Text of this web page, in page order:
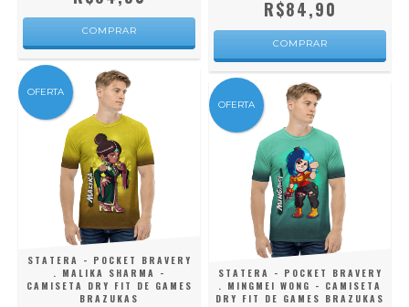
COMPRAR
R$84,90
COMPRAR
OFERTA
STATERA - POCKET BRAVERY
. MALIKA SHARMA -
CAMISETA DRY FIT DE GAMES
BRAZUKAS
OFERTA
STATERA - POCKET BRAVERY
. MINGMEI WONG - CAMISETA
DRY FIT DE GAMES BRAZUKAS